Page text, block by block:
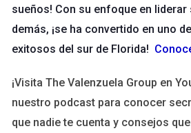
obtenga financiamiento
venta.
Contingencia de Tasación:
tasación de la propiedad es
ofertas solo si logra vender su
Cada tipo de contingencia tiene sus
plazos, lo que hace crucial entender
sueños! Con su enfoque en liderar
demás, ¡se ha convertido en uno
exitosos del sur de Florida!
¡Visita The Valenzuela Group en
nuestro podcast para conocer
que nadie te cuenta y consejos